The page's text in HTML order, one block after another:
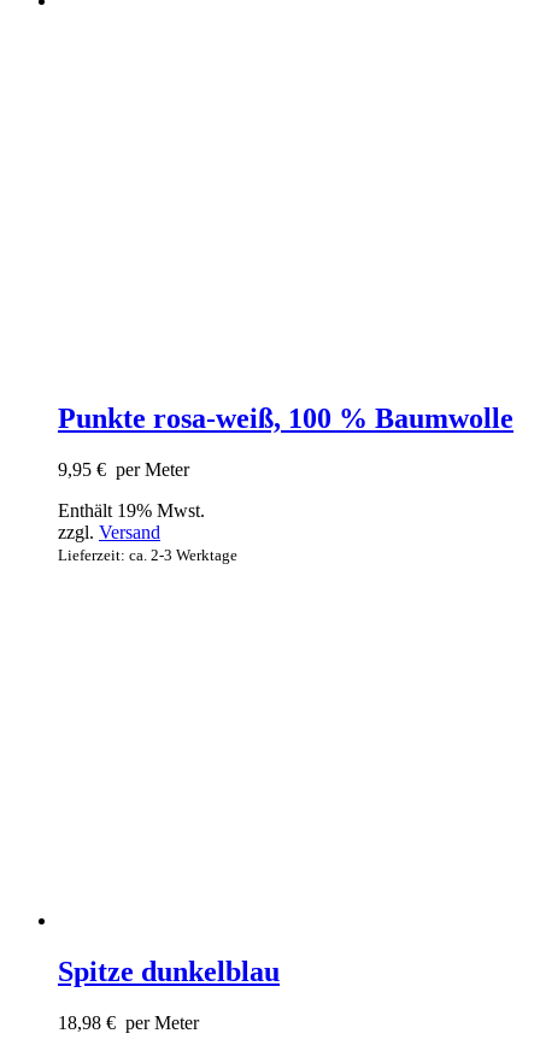
Punkte rosa-weiß, 100 % Baumwolle
9,95 € per Meter
Enthält 19% Mwst.
zzgl. Versand
Lieferzeit: ca. 2-3 Werktage
Spitze dunkelblau
18,98 € per Meter